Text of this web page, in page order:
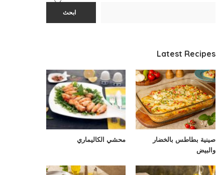
ابحث
Latest Recipes
صينية بطاطس بالخضار
والبيض
محشي الكاليماري